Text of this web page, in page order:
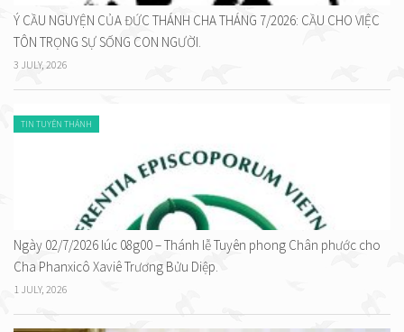
Ý CẦU NGUYỆN CỦA ĐỨC THÁNH CHA THÁNG 7/2026: CẦU CHO VIỆC
TÔN TRỌNG SỰ SỐNG CON NGƯỜI.
3 JULY, 2026
TIN TUYÊN THÁNH
Ngày 02/7/2026 lúc 08g00 – Thánh lễ Tuyên phong Chân phước cho
Cha Phanxicô Xaviê Trương Bửu Diệp.
1 JULY, 2026